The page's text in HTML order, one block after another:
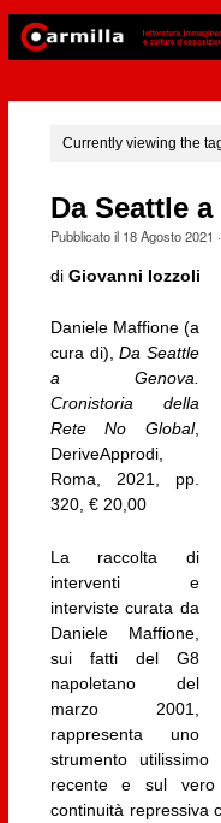
Currently viewing the
Da Seattle
Pubblicato il 18 Agosto 2021
di Giovanni Iozzoli
Daniele Maffione (a
cura di),Da Seattle
a Genova.
Cronistoria della
Rete No Global,
DeriveApprodi,
Roma, 2021, pp.
320, € 20,00
La raccolta di
interventi e
interviste curata da
Daniele Maffione,
sui fatti del G8
napoletano del
marzo 2001,
rappresenta uno
strumento
recente e sul vero
continuità repressiva